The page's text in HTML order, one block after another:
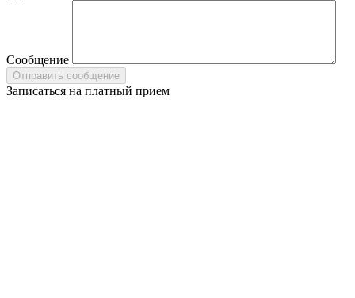
Сообщение
Записаться на платный прием